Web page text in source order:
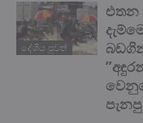
දේශිය පුවත්
එතන